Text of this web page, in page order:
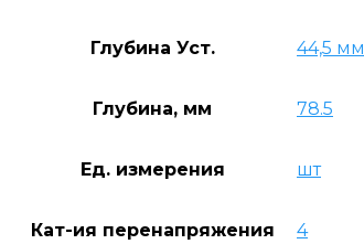
Глубина Уст. 44,5 мм
Глубина, мм 78.5
Ед. измерения шт
Кат-ия перенапряжения 4